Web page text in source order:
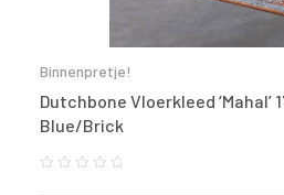
Binnenpretje!
Dutchbone Vloerkleed ‘Mahal’
Blue/Brick